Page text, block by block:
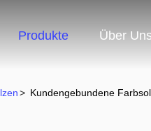
Produkte Über
> Kundengebundene